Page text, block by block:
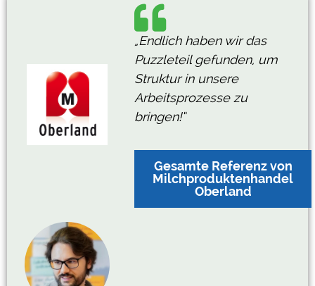
„Endlich haben wir das
Puzzleteil gefunden, um
Struktur in unsere
Arbeitsprozesse zu
bringen!“
Gesamte Referenz von
Milchproduktenhandel
Oberland